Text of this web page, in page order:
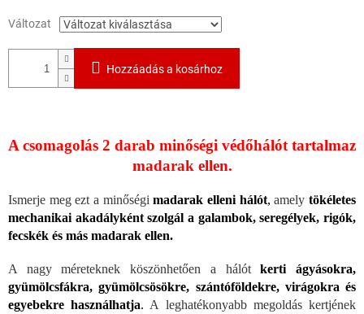
Változat
Hozzáadás a kosárhoz
A csomagolás 2 darab minőségi védőhálót tartalmaz
madarak ellen.
Ismerje meg ezt a minőségimadarak elleni hálót, amelytökéletes
mechanikai akadályként szolgál a galambok, seregélyek, rigók,
fecskék és más madarak ellen.
A nagy méreteknek köszönhetően a hálótkerti ágyásokra,
gyümölcsfákra, gyümölcsösökre, szántóföldekre, virágokra és
egyebekre használhatja. A leghatékonyabb megoldás kertjének